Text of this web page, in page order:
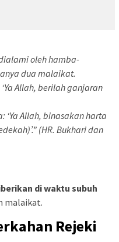
oleh hamba-
dua malaikat.
‘Ya Allah, berilah ganjaran
‘Ya Allah, binasakan harta
.” (HR. Bukhari dan
di waktu subuh
malaikat.
Rejeki